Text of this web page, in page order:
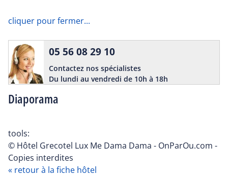
cliquer pour fermer...
Diaporama
05 56 08 29 10
Contactez nos spécialistes
Du lundi au vendredi de 10h à 18h
tools:
© Hôtel Grecotel Lux Me Dama Dama - OnParOu.com -
Copies interdites
« retour à la fiche hôtel